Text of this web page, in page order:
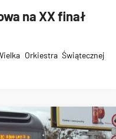
na XX finał
Orkiestra Świątecznej